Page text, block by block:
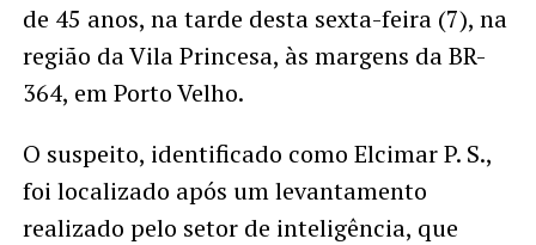
de 45 anos, na tarde desta sexta-feira (7), na
região da Vila Princesa, às margens da BR-
364, em Porto Velho.
O suspeito, identificado como Elcimar P. S.,
foi localizado após um levantamento
realizado pelo setor de inteligência, que